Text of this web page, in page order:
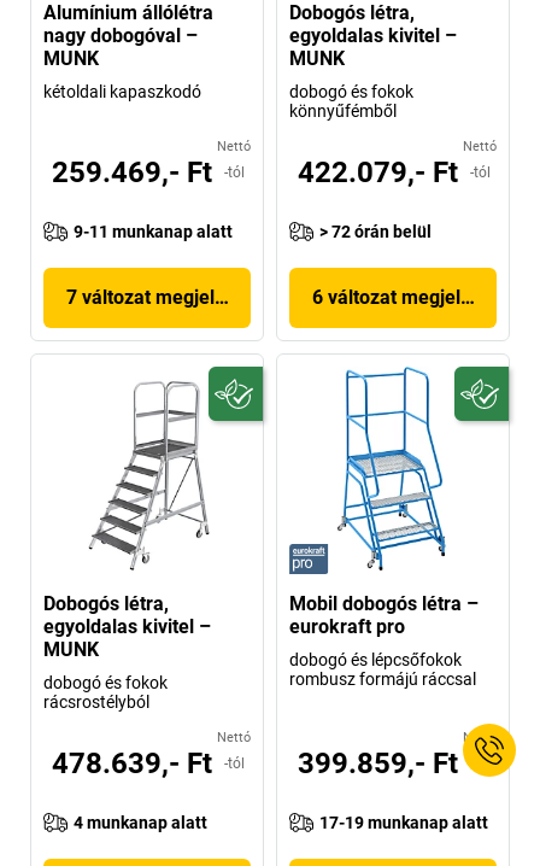
Alumínium állólétra
nagy dobogóval –
MUNK
kétoldali kapaszkodó
Nettó
259.469,- Ft -tól
9-11 munkanap alatt
7 változat megjelenítése
Dobogós létra,
egyoldalas kivitel –
MUNK
dobogó és fokok
könnyűfémből
Nettó
422.079,- Ft -tól
> 72 órán belül
6 változat megjelenítése
Dobogós létra,
egyoldalas kivitel –
MUNK
dobogó és fokok
rácsrostélyból
Nettó
478.639,- Ft -tól
4 munkanap alatt
Mobil dobogós létra –
eurokraft pro
dobogó és lépcsőfokok
rombusz formájú ráccsal
Nettó
399.859,- Ft -tól
17-19 munkanap alatt